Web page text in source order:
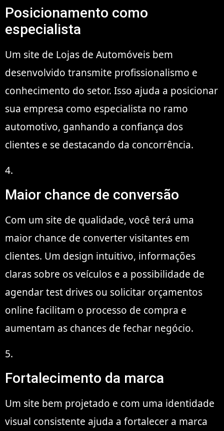
Posicionamento como
especialista
Um site de Lojas de Automóveis bem
desenvolvido transmite profissionalismo e
conhecimento do setor. Isso ajuda a posicionar
sua empresa como especialista no ramo
automotivo, ganhando a confiança dos
clientes e se destacando da concorrência.
4.
Maior chance de conversão
Com um site de qualidade, você terá uma
maior chance de converter visitantes em
clientes. Um design intuitivo, informações
claras sobre os veículos e a possibilidade de
agendar test drives ou solicitar orçamentos
online facilitam o processo de compra e
aumentam as chances de fechar negócio.
5.
Fortalecimento da marca
Um site bem projetado e com uma identidade
visual consistente ajuda a fortalecer a marca